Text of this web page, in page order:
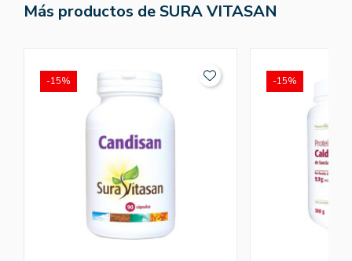
Más productos de SURA VITASAN
-15% -15%